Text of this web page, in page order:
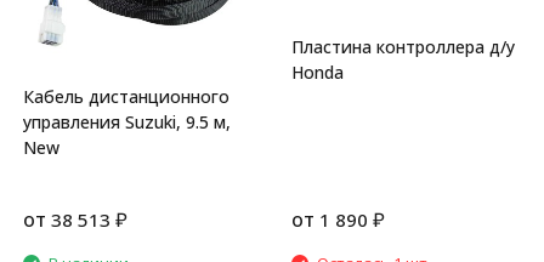
Кабель дистанционного
управления Suzuki, 9.5 м,
New
от 38 513 ₽
Пластина контроллера д/у
Honda
от 1 890 ₽